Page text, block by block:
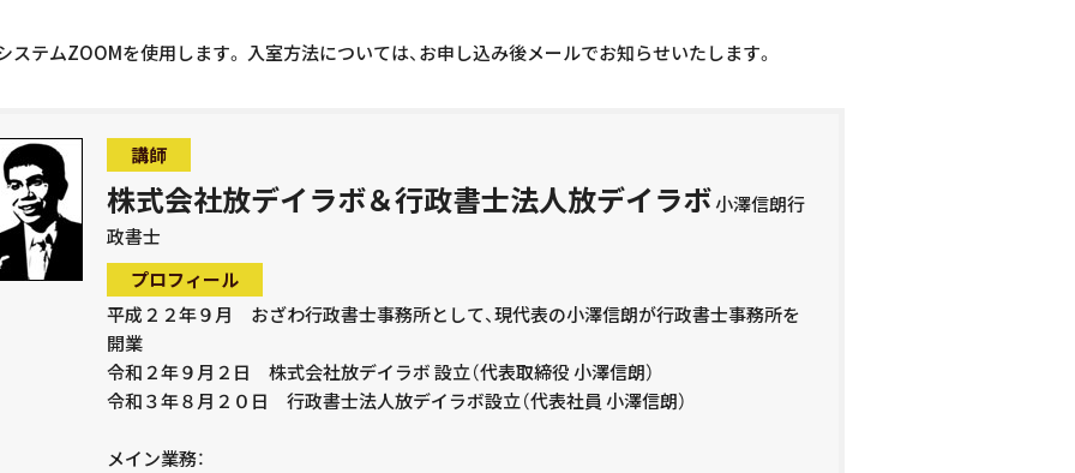
ステムZOOMを使用します。 入室方法については、お申し込み後メールでお知らせいたします。
講師
株式会社放デイラボ＆行政書士法人放デイラボ小澤信朗行
政書士
プロフィール
平成２２年９月 おざわ行政書士事務所として、現代表の小澤信朗が行政書士事務所を
開業
令和２年９月２日 株式会社放デイラボ 設立（代表取締役 小澤信朗）
令和３年８月２０日 行政書士法人放デイラボ設立（代表社員 小澤信朗）
メイン業務：